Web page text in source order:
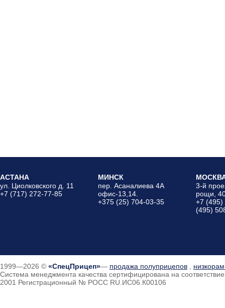
АСТАНА
ул. Циолковского д. 11
+7 (717) 272-77-85
МИНСК
пер. Асаналиева 4А
офис-13,14.
+375 (25) 704-03-35
3-й
рощи,
+7 (495)
(495)
1999—2026 © СпецПрицеп — продажа полуприцепов
Система менеджмента качества сертифицирована на
2001 Регистрационный № РОСС RU.ИС06.К00106